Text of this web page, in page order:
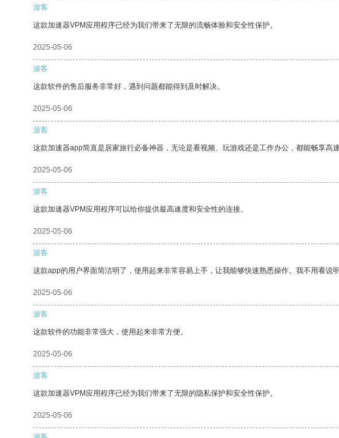
游客
这款加速器VPM应用程序已经为我们带来了无限的流畅体验和安全性保护。
2025-05-06
游客
这款软件的售后服务非常好，遇到问题都能得到及时解决。
2025-05-06
游客
这款加速器app简直是居家旅行必备神器，无论是看视频、玩游戏还是工作办公，都能畅享
2025-05-06
游客
这款加速器VPM应用程序可以给你提供最高速度和安全性的连接。
2025-05-06
游客
这款app的用户界面简洁明了，使用起来非常容易上手，让我能够快速熟悉操作。我不用看说
2025-05-06
游客
这款软件的功能非常强大，使用起来非常方便。
2025-05-06
游客
这款加速器VPM应用程序已经为我们带来了无限的隐私保护和安全性保护。
2025-05-06